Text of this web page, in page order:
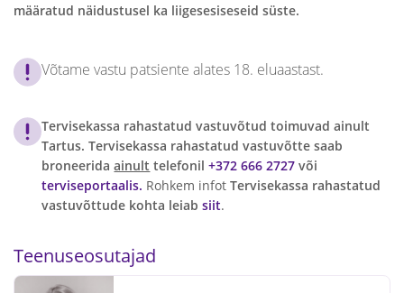
määratud näidustusel ka liigesesiseseid süste.
Võtame vastu patsiente alates 18. eluaastast.
Tervisekassa rahastatud vastuvõtud toimuvad ainult
Tartus. Tervisekassa rahastatud vastuvõtte saab
broneerida ainult telefonil+372 666 2727 või
terviseportaalis. Rohkem infot Tervisekassa rahastatud
vastuvõttude kohta leiabsiit.
Teenuseosutajad